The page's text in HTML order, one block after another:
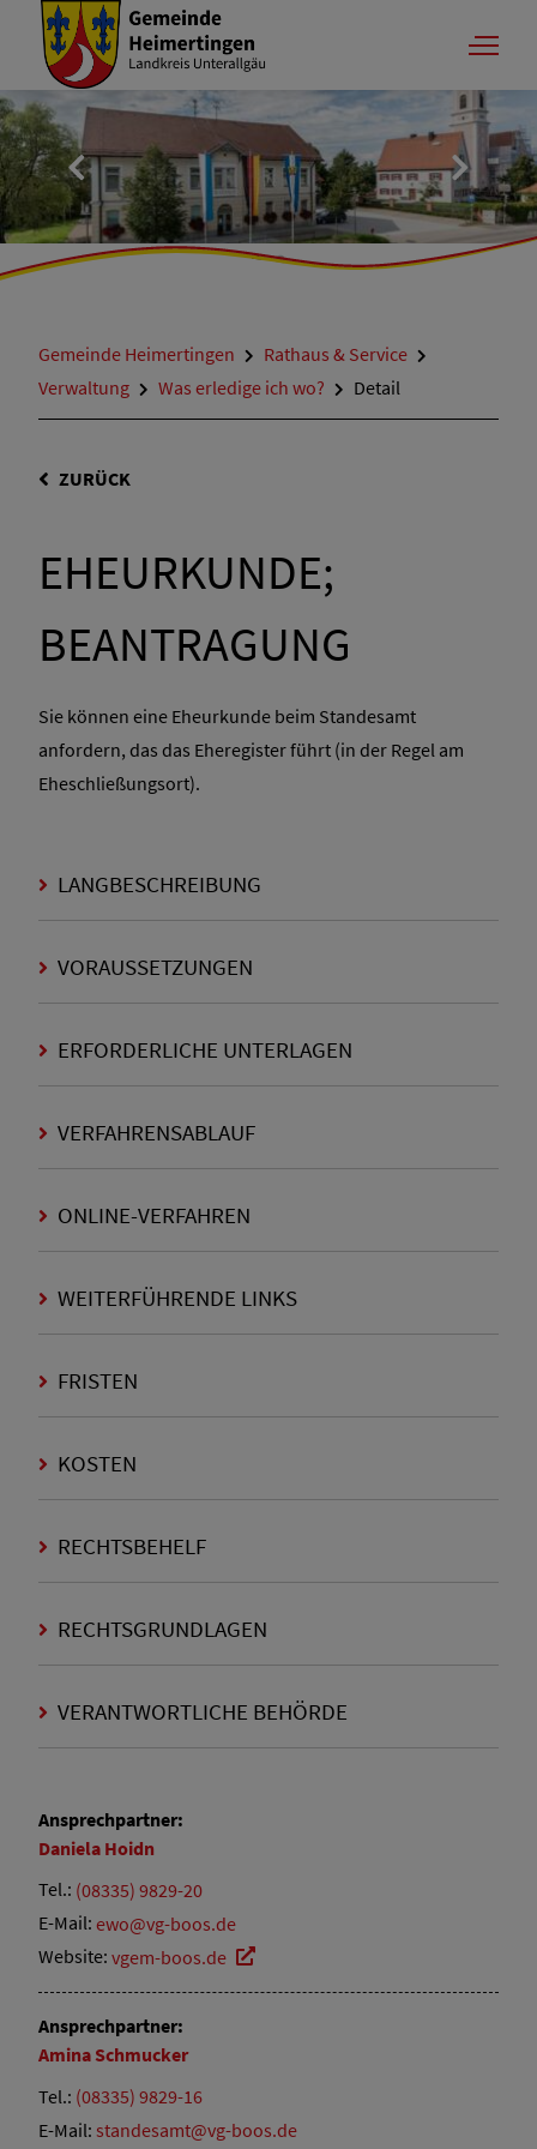
Gemeinde Heimertingen
Rathaus & Service
Verwaltung
Was erledige ich wo? Detail
ZURÜCK
EHEURKUNDE;
BEANTRAGUNG
Sie können eine Eheurkunde beim Standesamt
anfordern, das das Eheregister führt (in der Regel am
Eheschließungsort).
LANGBESCHREIBUNG
VORAUSSETZUNGEN
ERFORDERLICHE UNTERLAGEN
VERFAHRENSABLAUF
ONLINE-VERFAHREN
WEITERFÜHRENDE LINKS
FRISTEN
KOSTEN
RECHTSBEHELF
RECHTSGRUNDLAGEN
VERANTWORTLICHE BEHÖRDE
Ansprechpartner:
Daniela Hoidn
Tel.: (08335) 9829-20
E-Mail: ewo@vg-boos.de
Website: vgem-boos.de
Ansprechpartner:
Amina Schmucker
Tel.: (08335) 9829-16
E-Mail: standesamt@vg-boos.de